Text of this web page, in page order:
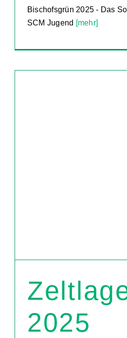
Bischofsgrün 2025 - Das
SCM Jugend [mehr]
2025